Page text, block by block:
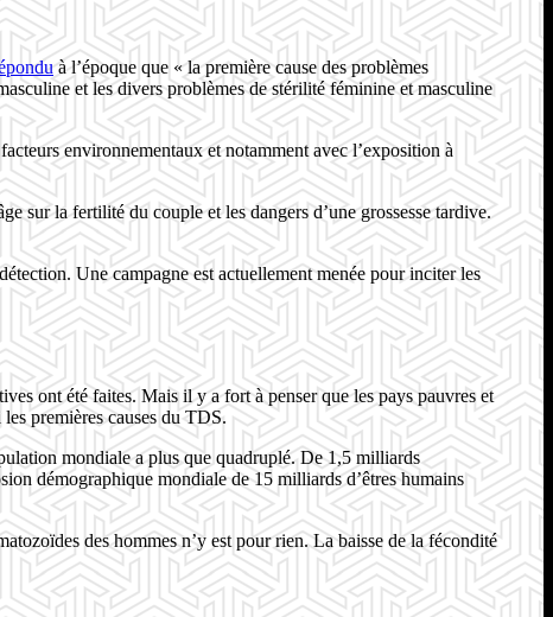
à l’époque que « la première cause des problèmes
et les divers problèmes de stérilité féminine et masculine
environnementaux et notamment avec l’exposition à
sur la fertilité du couple et les dangers d’une grossesse tardive.
Une campagne est actuellement menée pour inciter les
ont été faites. Mais il y a fort à penser que les pays pauvres et
premières causes du TDS.
mondiale a plus que quadruplé. De 1,5 milliards
démographique mondiale de 15 milliards d’êtres humains
des hommes n’y est pour rien. La baisse de la fécondité